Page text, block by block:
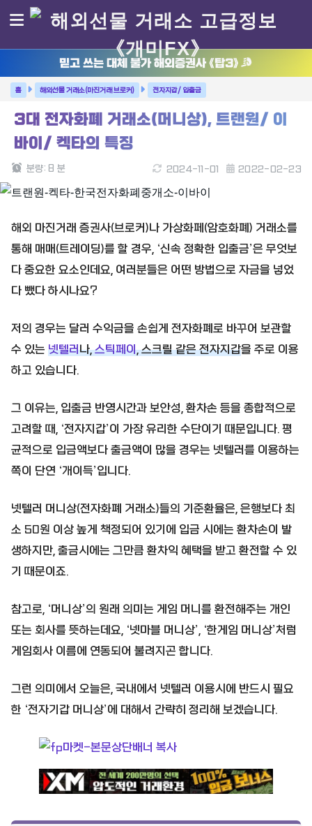
믿고 쓰는 대체 불가 해외증권사 《탑3》
해외선물 거래소(마진거래 브로커) 전자지갑/ 입출금
3대 전자화폐 거래소(머니상), 트랜원/ 이
바이/ 켁타의 특징
2022-02-23
2024-11-01
분량: 8 분
해외 마진거래 증권사(브로커)나 가상화페(암호화폐) 거래소를
통해 매매(트레이딩)를 할 경우, ‘신속 정확한 입출금’은 무엇보
다 중요한 요소인데요, 여러분들은 어떤 방법으로 자금을 넣었
다 뺐다 하시나요?
저의 경우는 달러 수익금을 손쉽게 전자화폐로 바꾸어 보관할
수 있는 넷텔러나,스틱페이, 스크릴 같은 전자지갑을 주로 이용
하고 있습니다.
그 이유는, 입출금 반영시간과 보안성, 환차손 등을 종합적으로
고려할 때, ‘전자지갑’이 가장 유리한 수단이기 때문입니다. 평
균적으로 입금액보다 출금액이 많을 경우는 넷텔러를 이용하는
쪽이 단연 ‘개이득’입니다.
넷텔러 머니상(전자화폐 거래소)들의 기준환율은, 은행보다 최
소 50원 이상 높게 책정되어 있기에 입금 시에는 환차손이 발
생하지만, 출금시에는 그만큼 환차익 혜택을 받고 환전할 수 있
기 때문이죠.
참고로, ‘머니상’의 원래 의미는 게임 머니를 환전해주는 개인
또는 회사를 뜻하는데요, ‘넷마블 머니상’, ‘한게임 머니상’처럼
게임회사 이름에 연동되어 불려지곤 합니다.
그런 의미에서 오늘은, 국내에서 넷텔러 이용시에 반드시 필요
한 ‘전자기갑 머니상’에 대해서 간략히 정리해 보겠습니다.